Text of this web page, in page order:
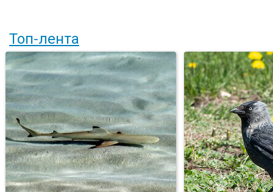
Топ-лента